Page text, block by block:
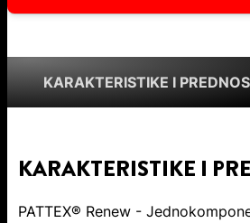
KARAKTERISTIKE I
KARAKTERISTIKE I
PATTEX® Renew -